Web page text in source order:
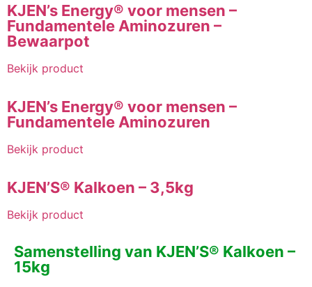
KJEN’s Energy® voor mensen –
Fundamentele Aminozuren –
Bewaarpot
Bekijk product
KJEN’s Energy® voor mensen –
Fundamentele Aminozuren
Bekijk product
KJEN’S® Kalkoen – 3,5kg
Bekijk product
Samenstelling van KJEN’S® Kalkoen –
15kg